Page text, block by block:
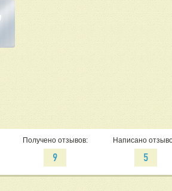
Получено отзывов:
9
Написано
5